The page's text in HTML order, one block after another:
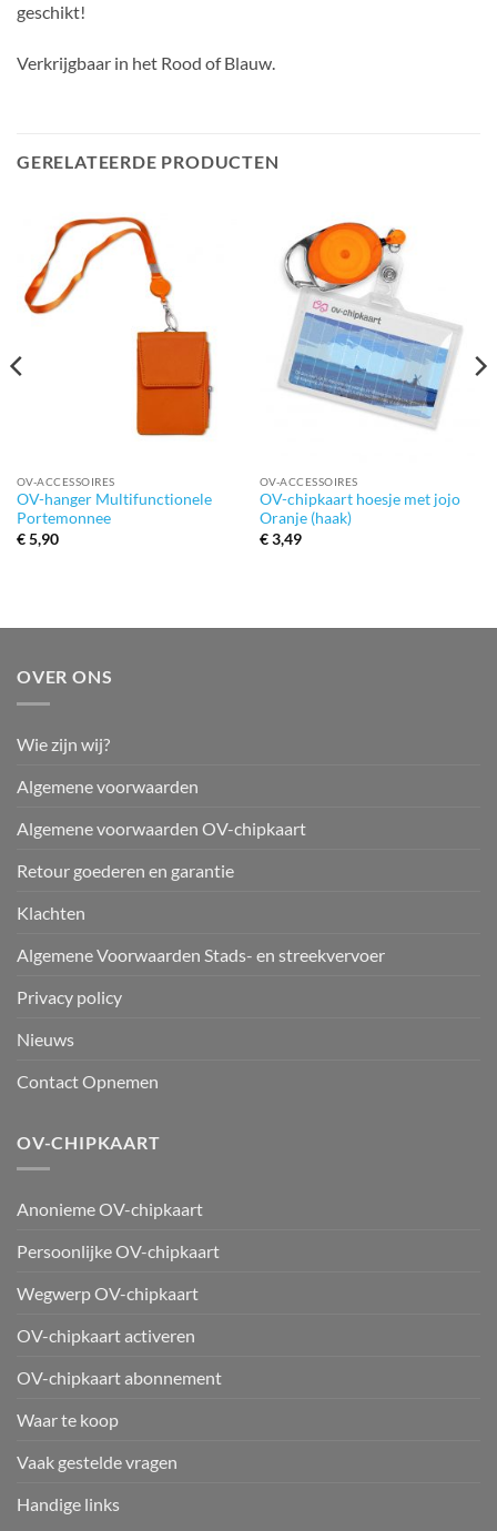
geschikt!
Verkrijgbaar in het Rood of Blauw.
GERELATEERDE PRODUCTEN
OV-ACCESSOIRES
OV-hanger Multifunctionele
Portemonnee
€5,90
OV-ACCESSOIRES
OV-chipkaart hoesje met jojo
Oranje (haak)
€3,49
OVER ONS
Wie zijn wij?
Algemene voorwaarden
Algemene voorwaarden OV-chipkaart
Retour goederen en garantie
Klachten
Algemene Voorwaarden Stads- en streekvervoer
Privacy policy
Nieuws
Contact Opnemen
OV-CHIPKAART
Anonieme OV-chipkaart
Persoonlijke OV-chipkaart
Wegwerp OV-chipkaart
OV-chipkaart activeren
OV-chipkaart abonnement
Waar te koop
Vaak gestelde vragen
Handige links